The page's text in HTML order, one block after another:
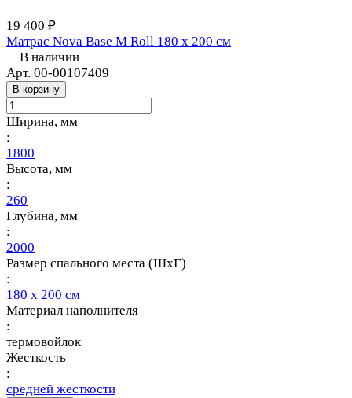
19 400 ₽
Матрас Nova Base M Roll 180 х 200 см
В наличии
Арт. 00-00107409
В корзину
Ширина, мм
:
1800
Высота, мм
:
260
Глубина, мм
:
2000
Размер спального места (ШхГ)
:
180 х 200 см
Материал наполнителя
:
термовойлок
Жесткость
:
средней жесткости